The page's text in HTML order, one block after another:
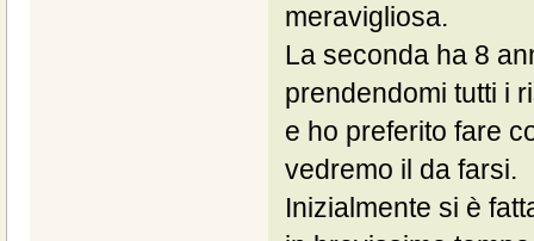
meravigliosa.
La seconda ha 8
prendendomi tutti i
e ho preferito fare
vedremo il da farsi.
Inizialmente si è